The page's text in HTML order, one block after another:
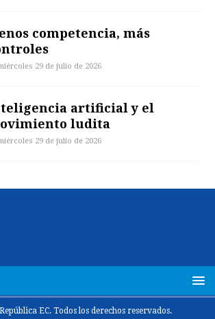
competencia, más
29 de julio de 2026
artificial y el
ludita
29 de julio de 2026
EC. Todos los derechos reservados.